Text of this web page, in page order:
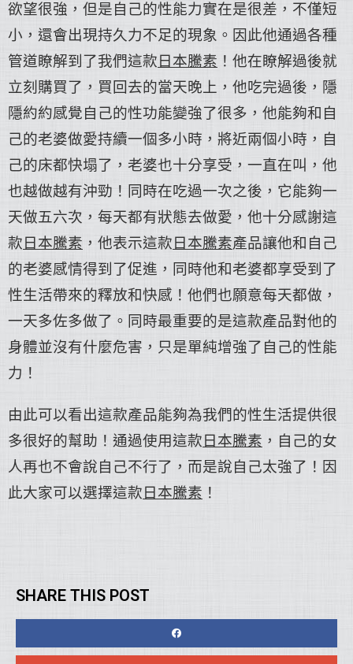
欲望很強，但是自己的性能力實在是很差，不僅短
小，還會出現持久力不足的現象。因此他通過各種
管道瞭解到了我們這款 日本騰素 ！他在瞭解過後就
立刻購買了，買回去的當天晚上，他吃完過後，隱
隱約約感覺自己的性功能變強了很多，他能夠和自
己的老婆做愛持續一個多小時，將近兩個小時，自
己的床都快塌了，老婆也十分享受，一直在叫，他
也越做越有沖勁！同時在吃過一次之後，它能夠一
天做五六次，每天都有狀態去做愛，他十分感謝這
款 日本騰素 ，他表示這款 日本騰素產品讓他和自己
的老婆感情得到了促進，同時他和老婆都享受到了
性生活帶來的釋放和快感！他們也願意每天都做，
一天多佐多做了。同時最重要的是這款產品對他的
身體並沒有什麼危害，只是單純增強了自己的性能
力！
由此可以看出這款產品能夠為我們的性生活提供很
多很好的幫助！通過使用這款 日本騰素 ，自己的女
人再也不會說自己不行了，而是說自己太強了！因
此大家可以選擇這款 日本騰素 ！
SHARE THIS POST